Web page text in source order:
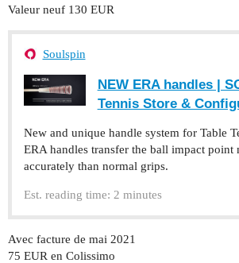
Valeur neuf 130 EUR
Soulspin
NEW ERA handles |
Tennis Store &
New and unique handle system for Table
ERA handles transfer the ball impact point
accurately than normal grips.
Est. reading time: 2 minutes
Avec facture de mai 2021
75 EUR en Colissimo